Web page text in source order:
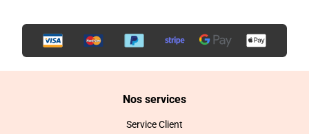
Nos services
Service Client